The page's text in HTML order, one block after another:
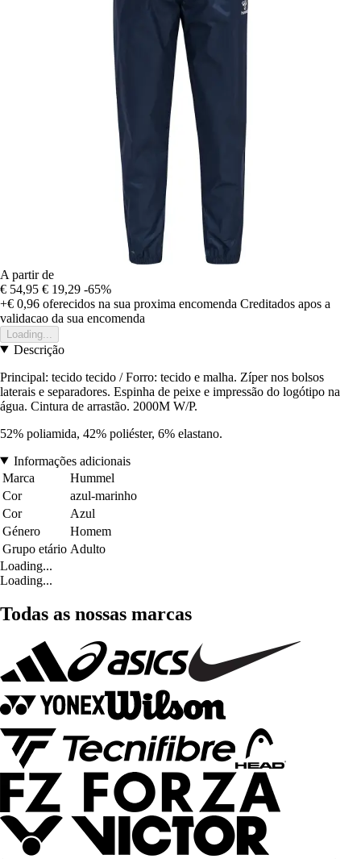
A partir de
€ 54,95 € 19,29 -65%
+€ 0,96 oferecidos na sua proxima encomenda Creditados apos a
validacao da sua encomenda
Loading...
Descrição
Principal: tecido tecido / Forro: tecido e malha. Zíper nos bolsos
laterais e separadores. Espinha de peixe e impressão do logótipo na
água. Cintura de arrastão. 2000M W/P.
52% poliamida, 42% poliéster, 6% elastano.
Informações adicionais
Marca
Hummel
Cor
azul-marinho
Cor
Azul
Género
Homem
Grupo etário Adulto
Loading...
Loading...
Todas as nossas marcas